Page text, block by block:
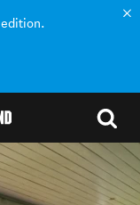
edition.